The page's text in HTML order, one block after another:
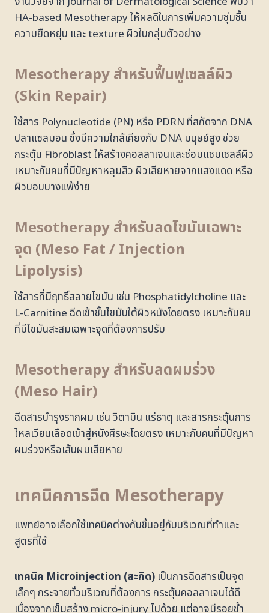
HA-based Mesotherapy ให้ผลดีในการเพิ่มความชุ่มชื้น
ความยืดหยุ่น และ texture ผิวในกลุ่มตัวอย่าง
Mesotherapy สำหรับฟื้นฟูเซลล์ผิว
(Skin Repair)
ใช้สาร Polynucleotide (PN) หรือ PDRN ที่สกัดจาก DNA
ปลาแซลมอน ซึ่งมีความใกล้เคียงกับ DNA มนุษย์สูง ช่วย
กระตุ้น Fibroblast ให้สร้างคอลลาเจนและซ่อมแซมเซลล์ผิว
เหมาะกับคนที่มีปัญหาหลุมสิว ผิวเสียหายจากแสงแดด หรือ
ผิวบอบบางแพ้ง่าย
Mesotherapy สำหรับลดไขมันเฉพาะ
จุด (Meso Fat / Injection
Lipolysis)
ใช้สารที่มีฤทธิ์สลายไขมัน เช่น Phosphatidylcholine และ
L-Carnitine ฉีดเข้าชั้นไขมันใต้ผิวหนังโดยตรง เหมาะกับคน
ที่มีไขมันสะสมเฉพาะจุดที่ต้องการปรับ
Mesotherapy สำหรับลดผมร่วง
(Meso Hair)
ฉีดสารบำรุงรากผม เช่น วิตามิน แร่ธาตุ และสารกระตุ้นการ
ไหลเวียนเลือดเข้าสู่หนังศีรษะโดยตรง เหมาะกับคนที่มีปัญหา
ผมร่วงหรือเส้นผมเสียหาย
เทคนิคการฉีด Mesotherapy
แพทย์อาจเลือกใช้เทคนิคต่างกันขึ้นอยู่กับบริเวณที่ทำและ
สูตรที่ใช้
เทคนิค Microinjection (สะกิด) เป็นการฉีดสารเป็นจุด
เล็กๆ กระจายทั่วบริเวณที่ต้องการ กระตุ้นคอลลาเจนได้ดี
เนื่องจากเข็มสร้าง micro-injury ไปด้วย แต่อาจมีรอยช้ำ